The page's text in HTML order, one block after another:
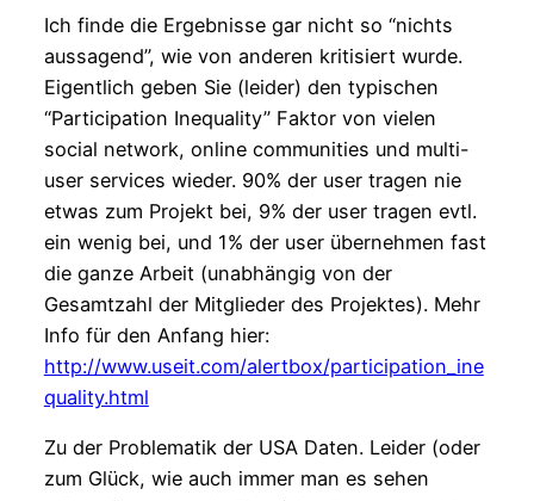
Ich finde die Ergebnisse gar nicht so “nichts
aussagend”, wie von anderen kritisiert wurde.
Eigentlich geben Sie (leider) den typischen
“Participation Inequality” Faktor von vielen
social network, online communities und multi-
user services wieder. 90% der user tragen nie
etwas zum Projekt bei, 9% der user tragen evtl.
ein wenig bei, und 1% der user übernehmen fast
die ganze Arbeit (unabhängig von der
Gesamtzahl der Mitglieder des Projektes). Mehr
Info für den Anfang hier:
http://www.useit.com/alertbox/participation_ine
quality.html
Zu der Problematik der USA Daten. Leider (oder
zum Glück, wie auch immer man es sehen